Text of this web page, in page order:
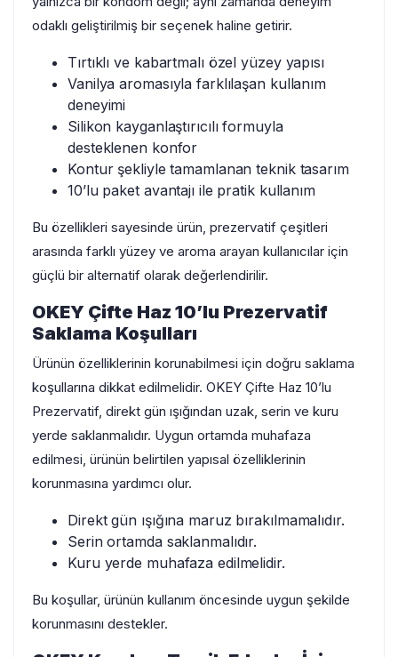
odaklı geliştirilmiş bir seçenek haline getirir.
Tırtıklı ve kabartmalı özel yüzey yapısı
Vanilya aromasıyla farklılaşan kullanım
deneyimi
Silikon kayganlaştırıcılı formuyla
desteklenen konfor
Kontur şekliyle tamamlanan teknik tasarım
10’lu paket avantajı ile pratik kullanım
Bu özellikleri sayesinde ürün, prezervatif çeşitleri
arasında farklı yüzey ve aroma arayan kullanıcılar için
güçlü bir alternatif olarak değerlendirilir.
OKEY Çifte Haz 10’lu Prezervatif
Saklama Koşulları
Ürünün özelliklerinin korunabilmesi için doğru saklama
koşullarına dikkat edilmelidir. OKEY Çifte Haz 10’lu
Prezervatif, direkt gün ışığından uzak, serin ve kuru
yerde saklanmalıdır. Uygun ortamda muhafaza
edilmesi, ürünün belirtilen yapısal özelliklerinin
korunmasına yardımcı olur.
Direkt gün ışığına maruz bırakılmamalıdır.
Serin ortamda saklanmalıdır.
Kuru yerde muhafaza edilmelidir.
Bu koşullar, ürünün kullanım öncesinde uygun şekilde
korunmasını destekler.